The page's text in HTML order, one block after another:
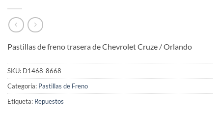
Pastillas de freno trasera de Chevrolet Cruze / Orlando
SKU: D1468-8668
Categoría: Pastillas de Freno
Etiqueta: Repuestos